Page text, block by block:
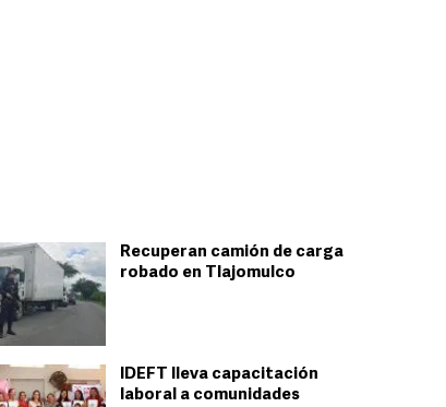
Recuperan camión de carga
robado en Tlajomulco
IDEFT lleva capacitación
laboral a comunidades